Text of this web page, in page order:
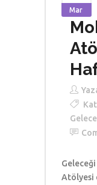
Mar
Atölyesi